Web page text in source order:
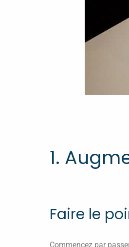
1.
Faire le
Commencez par